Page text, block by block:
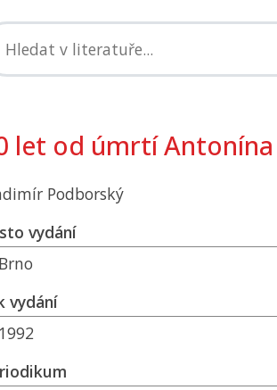
let od úmrtí
Podborský
vydání
Brno
vydání
1992